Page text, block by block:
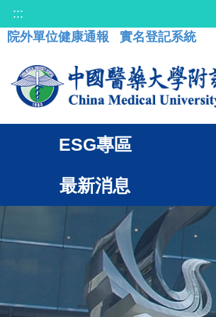
:::
院外單位健康通報
實名登記系統
ESG專區
最新消息